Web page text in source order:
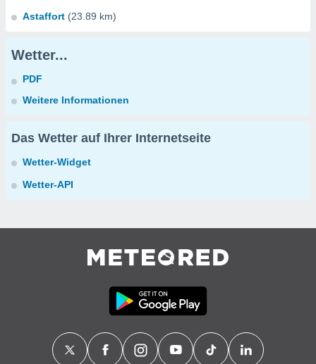
Astaffort (23.89 km)
Wetter...
PDF
Weitere Informationen
Das Wetter auf Ihrer Internetseite
Wetter-Widget
Wetter-API